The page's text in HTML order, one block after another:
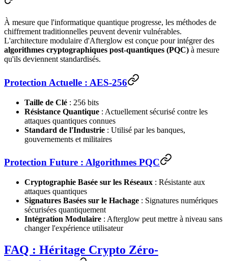
À mesure que l'informatique quantique progresse, les méthodes de
chiffrement traditionnelles peuvent devenir vulnérables.
L'architecture modulaire d'Afterglow est conçue pour intégrer des
algorithmes cryptographiques post-quantiques (PQC) à mesure
qu'ils deviennent standardisés.
Protection Actuelle : AES-256
Taille de Clé : 256 bits
Résistance Quantique : Actuellement sécurisé contre les
attaques quantiques connues
Standard de l'Industrie : Utilisé par les banques,
gouvernements et militaires
Protection Future : Algorithmes PQC
Cryptographie Basée sur les Réseaux : Résistante aux
attaques quantiques
Signatures Basées sur le Hachage : Signatures numériques
sécurisées quantiquement
Intégration Modulaire : Afterglow peut mettre à niveau sans
changer l'expérience utilisateur
FAQ : Héritage Crypto Zéro-